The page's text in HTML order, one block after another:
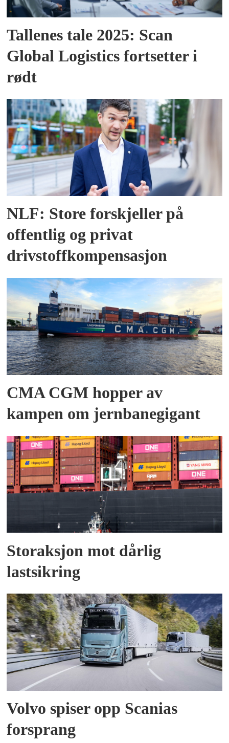
Tallenes tale 2025: Scan
Global Logistics fortsetter i
rødt
NLF: Store forskjeller på
offentlig og privat
drivstoffkompensasjon
CMA CGM hopper av
kampen om jernbanegigant
Storaksjon mot dårlig
lastsikring
Volvo spiser opp Scanias
forsprang